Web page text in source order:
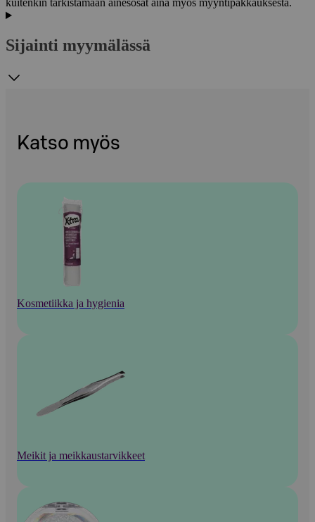
kuitenkin tarkistamaan ainesosat aina myös myyntipakkauksesta.
Sijainti myymälässä
Katso myös
Kosmetiikka ja hygienia
Meikit ja meikkaustarvikkeet